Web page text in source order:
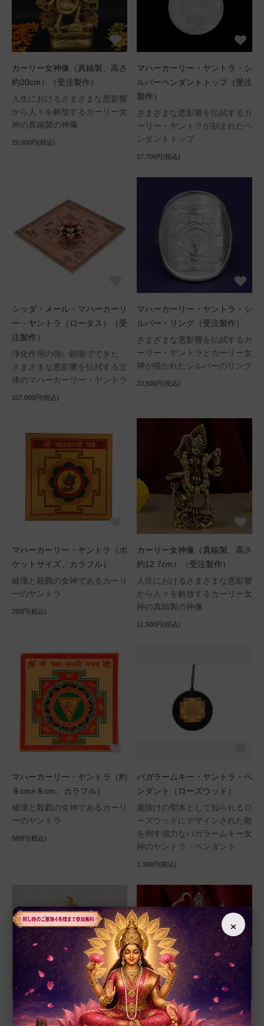
カーリー女神像（真鍮製、高さ
約20cm）（受注製作）
人生におけるさまざまな悪影響
から人々を解放するカーリー女
神の真鍮製の神像
29,000円(税込)
マハーカーリー・ヤントラ・シ
ルバーペンダントトップ（受注
製作）
さまざまな悪影響を払拭するカ
ーリー・ヤントラが刻まれたペ
ンダントトップ
17,700円(税込)
シッダ・メール・マハーカーリ
ー・ヤントラ（ロータス）（受
注製作）
浄化作用の強い銅製でできた、
さまざまな悪影響を払拭する立
体のマハーカーリー・ヤントラ
107,000円(税込)
マハーカーリー・ヤントラ・シ
ルバー・リング（受注製作）
さまざまな悪影響を払拭するカ
ーリー・ヤントラとカーリー女
神が描かれたシルバーのリング
23,500円(税込)
マハーカーリー・ヤントラ（ポ
ケットサイズ、カラフル）
破壊と殺戮の女神であるカーリ
ーのヤントラ
280円(税込)
カーリー女神像（真鍮製、高さ
約12.7cm）（受注製作）
人生におけるさまざまな悪影響
から人々を解放するカーリー女
神の真鍮製の神像
11,500円(税込)
マハーカーリー・ヤントラ（約
８cm×８cm、カラフル）
破壊と殺戮の女神であるカーリ
ーのヤントラ
580円(税込)
バガラームキー・ヤントラ・ペ
ンダント（ローズウッド）
魔除けの聖木として知られるロ
ーズウッドにデザインされた敵
を倒す強力なバガラームキー女
神のヤントラ・ペンダント
1,380円(税込)
カーリー女神像（真鍮製、高さ カーリー女神像（アシュタダー
×